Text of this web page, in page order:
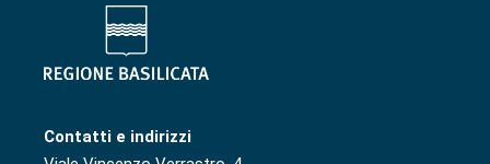
Contatti e indirizzi